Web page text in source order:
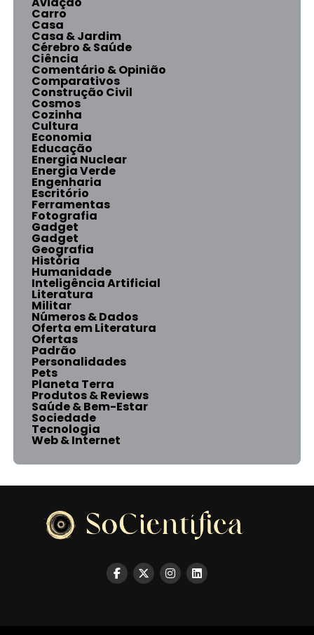
Carro
Casa
Casa & Jardim
Cérebro & Saúde
Ciência
Comentário & Opinião
Comparativos
Construção Civil
Cosmos
Cozinha
Cultura
Economia
Educação
Energia Nuclear
Energia Verde
Engenharia
Escritório
Ferramentas
Fotografia
Gadget
Gadget
Geografia
História
Humanidade
Inteligência Artificial
Literatura
Militar
Números & Dados
Oferta em Literatura
Ofertas
Padrão
Personalidades
Pets
Planeta Terra
Produtos & Reviews
Saúde & Bem-Estar
Sociedade
Tecnologia
Web & Internet